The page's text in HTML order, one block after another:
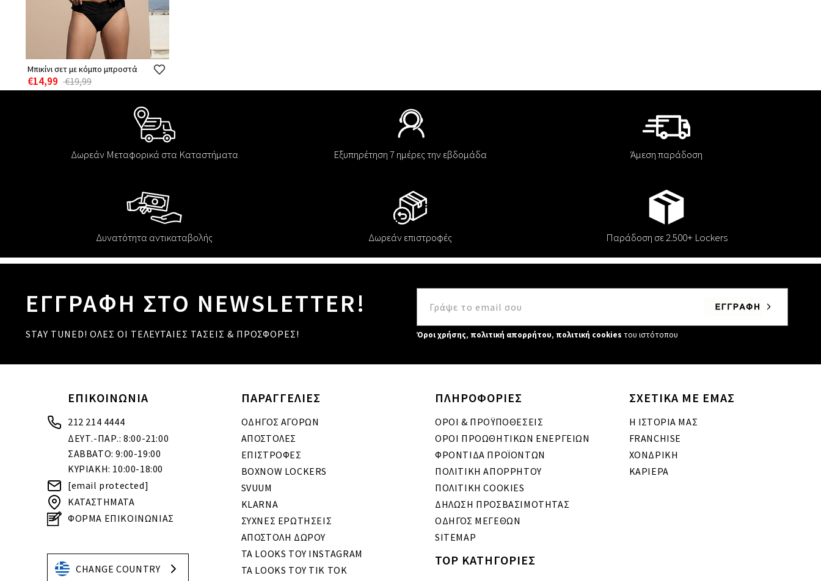
Μπικίνι σετ με κόμπο μπροστά
€14,99 €19,99
Δωρεάν Μεταφορικά στα Καταστήματα Εξυπηρέτηση 7 ημέρες την εβδομάδα Άμεση παράδοση
Δυνατότητα αντικαταβολής Δωρεάν επιστροφές Παράδοση σε 2.500+ Lockers
ΕΓΓΡΑΦΗ ΣΤΟ NEWSLETTER!
STAY TUNED! ΟΛΕΣ ΟΙ ΤΕΛΕΥΤΑΙΕΣ ΤΑΣΕΙΣ & ΠΡΟΣΦΟΡΕΣ! Όροι χρήσης, πολιτική απορρήτου, πολιτική cookies του ιστότοπου
ΕΠΙΚΟΙΝΩΝΙΑ
212 214 4444
ΔΕΥΤ.-ΠΑΡ.: 8:00-21:00
ΣΑΒΒΑΤΟ: 9:00-19:00
ΚΥΡΙΑΚΗ: 10:00-18:00
[email protected]
ΚΑΤΑΣΤΗΜΑΤΑ
ΦΟΡΜΑ ΕΠΙΚΟΙΝΩΝΙΑΣ
ΠΑΡΑΓΓΕΛΙΕΣ
ΟΔΗΓΟΣ ΑΓΟΡΩΝ
ΑΠΟΣΤΟΛΕΣ
ΕΠΙΣΤΡΟΦΕΣ
BOXNOW LOCKERS
SVUUM
KLARNA
ΣΥΧΝΕΣ ΕΡΩΤΗΣΕΙΣ
ΑΠΟΣΤΟΛΗ ΔΩΡΟΥ
ΤΑ LOOKS ΤΟΥ INSTAGRAM
ΤΑ LOOKS ΤΟΥ TIK TOK
ΠΛΗΡΟΦΟΡΙΕΣ
ΟΡΟΙ & ΠΡΟΫΠΟΘΕΣΕΙΣ
ΟΡΟΙ ΠΡΟΩΘΗΤΙΚΩΝ ΕΝΕΡΓΕΙΩΝ
ΦΡΟΝΤΙΔΑ ΠΡΟΪΟΝΤΩΝ
ΠΟΛΙΤΙΚΗ ΑΠΟΡΡΗΤΟΥ
ΠΟΛΙΤΙΚΗ COOKIES
ΔΗΛΩΣΗ ΠΡΟΣΒΑΣΙΜΟΤΗΤΑΣ
ΟΔΗΓΟΣ ΜΕΓΕΘΩΝ
SITEMAP
ΣΧΕΤΙΚΑ ΜΕ ΕΜΑΣ
Η ΙΣΤΟΡΙΑ ΜΑΣ
FRANCHISE
ΧΟΝΔΡΙΚΗ
ΚΑΡΙΕΡΑ
CHANGE COUNTRY
TOP ΚΑΤΗΓΟΡΙΕΣ